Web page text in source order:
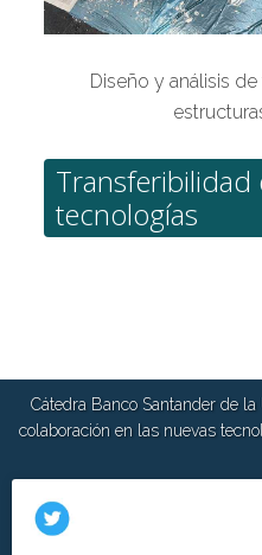
Diseño y análisis
Transferibilidad
tecnologías
Cátedra Banco Santander de
colaboración en las nuevas